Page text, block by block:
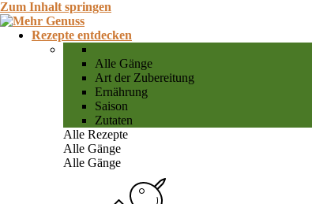
Zum Inhalt springen
Rezepte entdecken
Alle Gänge
Art der Zubereitung
Ernährung
Saison
Zutaten
Alle Rezepte
Alle Gänge
Alle Gänge